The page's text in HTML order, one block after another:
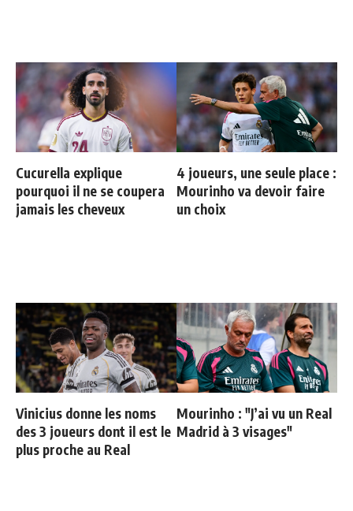
Cucurella explique
pourquoi il ne se coupera
jamais les cheveux
4 joueurs, une seule place :
Mourinho va devoir faire
un choix
Vinicius donne les noms
des 3 joueurs dont il est le
plus proche au Real
Mourinho : "J’ai vu un Real
Madrid à 3 visages"